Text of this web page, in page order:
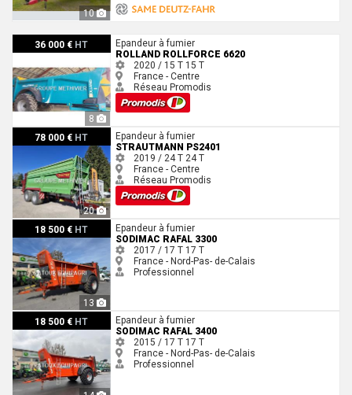
10
36 000 € HT
8
Rolland ROLLFORCE 6620Epandeur à fumier
ROLLAND ROLLFORCE 6620
2020 / 15 T 15 T
France - Centre
Réseau Promodis
78 000 € HT
20
Strautmann PS2401
Epandeur à fumier
STRAUTMANN PS2401
2019 / 24 T 24 T
France - Centre
Réseau Promodis
18 500 € HT
13
Sodimac RAFAL 3300
Epandeur à fumier
SODIMAC RAFAL 3300
2017 / 17 T 17 T
France - Nord-Pas- de-Calais
Professionnel
18 500 € HT
Sodimac RAFAL 3400
Epandeur à fumier
SODIMAC RAFAL 3400
2015 / 17 T 17 T
France - Nord-Pas- de-Calais
Professionnel